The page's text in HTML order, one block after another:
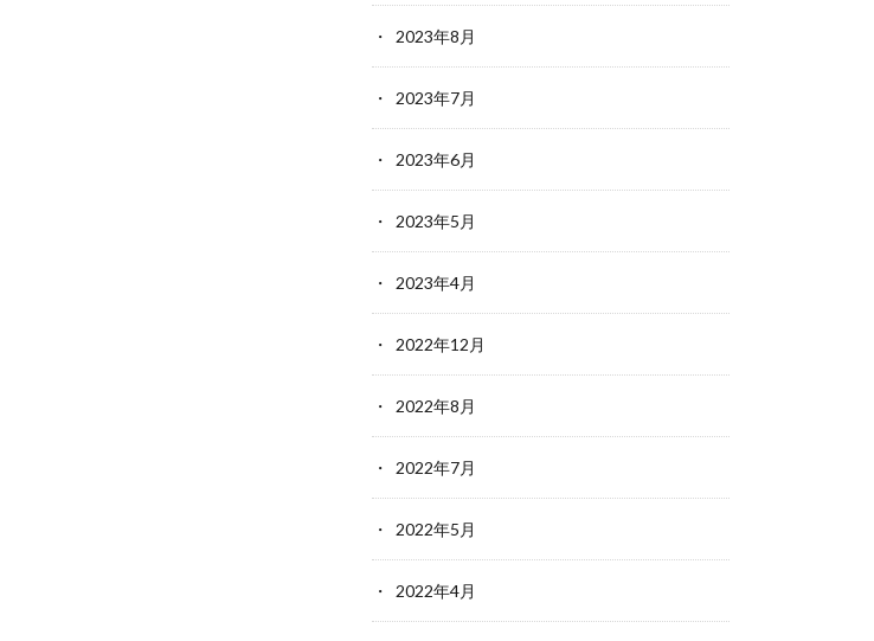
2023年8月
2023年7月
2023年6月
2023年5月
2023年4月
2022年12月
2022年8月
2022年7月
2022年5月
2022年4月